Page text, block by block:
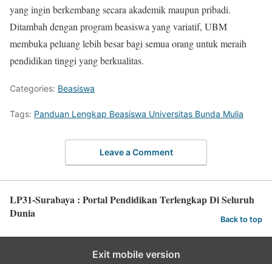
yang ingin berkembang secara akademik maupun pribadi.
Ditambah dengan program beasiswa yang variatif, UBM
membuka peluang lebih besar bagi semua orang untuk meraih
pendidikan tinggi yang berkualitas.
Categories: Beasiswa
Tags: Panduan Lengkap Beasiswa Universitas Bunda Mulia
Leave a Comment
LP31-Surabaya : Portal Pendidikan Terlengkap Di Seluruh
Dunia
Back to top
Exit mobile version